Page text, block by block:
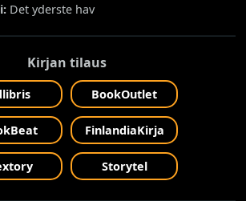
Det yderste hav
Kirjan tilaus
BookOutlet
FinlandiaKirja
Storytel